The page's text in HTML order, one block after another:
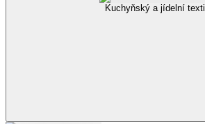
Kuchyňský a jídelní textil